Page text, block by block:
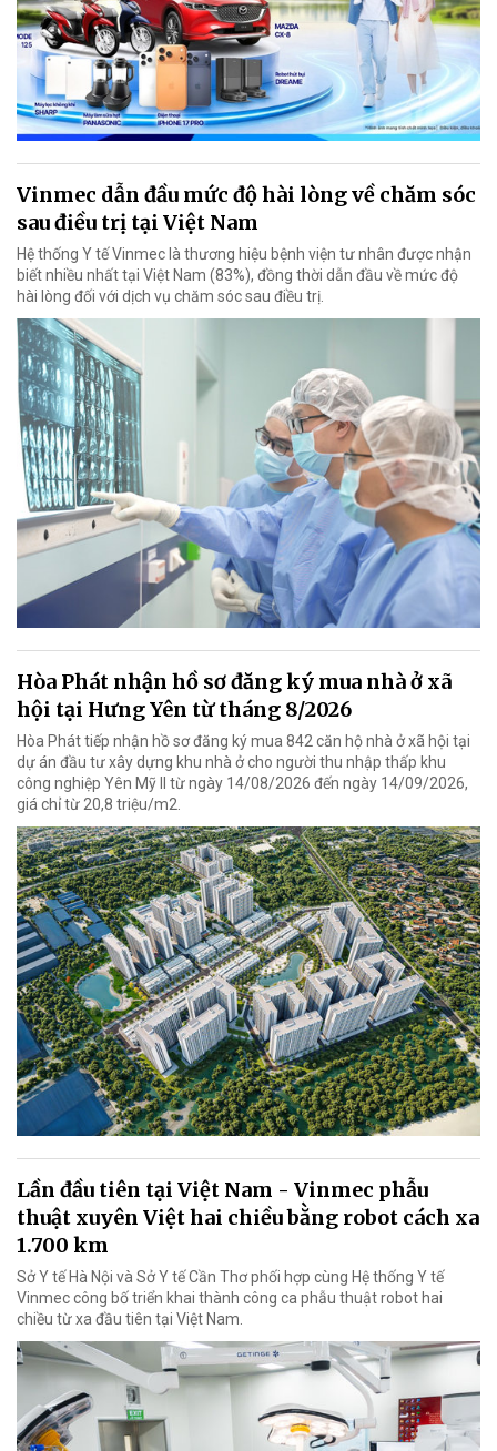
Vinmec dẫn đầu mức độ hài lòng về chăm sóc
sau điều trị tại Việt Nam
Hệ thống Y tế Vinmec là thương hiệu bệnh viện tư nhân được nhận
biết nhiều nhất tại Việt Nam (83%), đồng thời dẫn đầu về mức độ
hài lòng đối với dịch vụ chăm sóc sau điều trị.
Hòa Phát nhận hồ sơ đăng ký mua nhà ở xã
hội tại Hưng Yên từ tháng 8/2026
Hòa Phát tiếp nhận hồ sơ đăng ký mua 842 căn hộ nhà ở xã hội tại
dự án đầu tư xây dựng khu nhà ở cho người thu nhập thấp khu
công nghiệp Yên Mỹ II từ ngày 14/08/2026 đến ngày 14/09/2026,
giá chỉ từ 20,8 triệu/m2.
Lần đầu tiên tại Việt Nam - Vinmec phẫu
thuật xuyên Việt hai chiều bằng robot cách xa
1.700 km
Sở Y tế Hà Nội và Sở Y tế Cần Thơ phối hợp cùng Hệ thống Y tế
Vinmec công bố triển khai thành công ca phẫu thuật robot hai
chiều từ xa đầu tiên tại Việt Nam.